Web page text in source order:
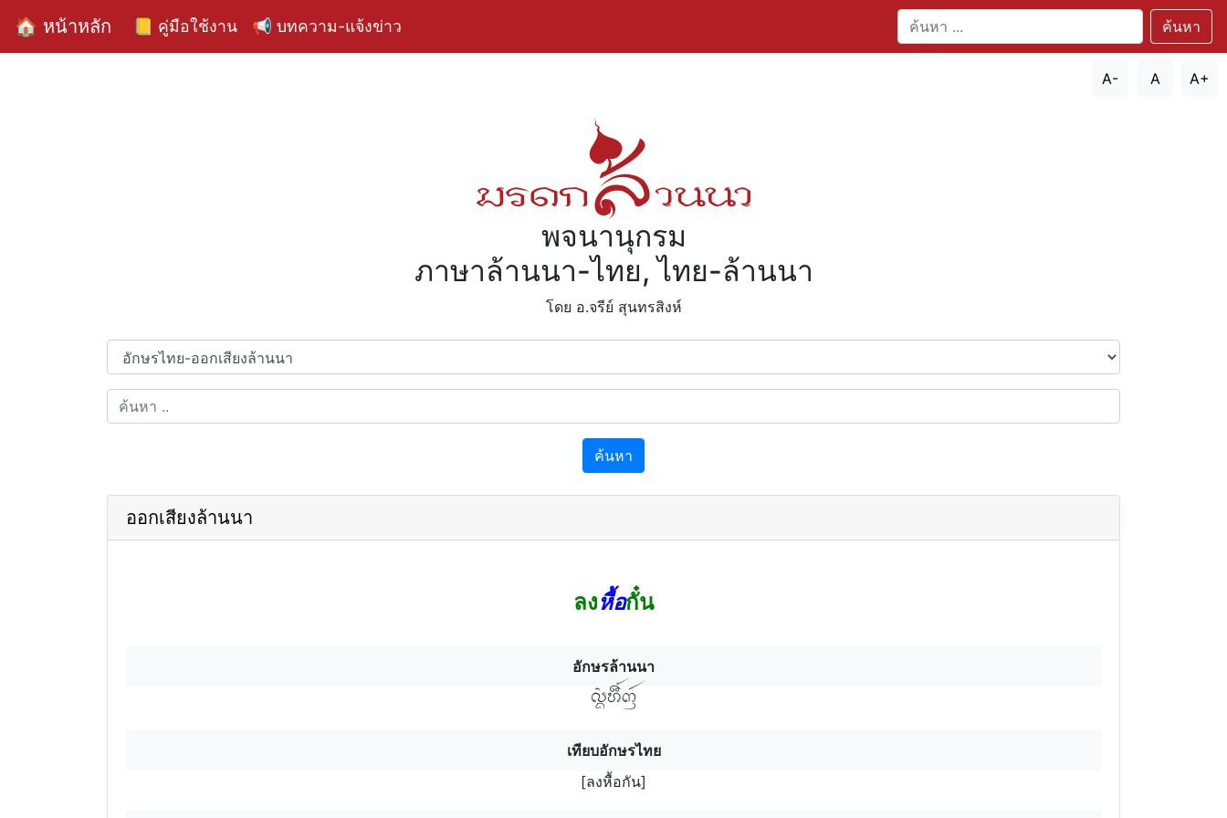
🏠 หน้าหลัก 📒 คู่มือใช้งาน 📢 บทความ-แจ้งข่าว ค้นหา
A- A A+
พจนานุกรม
ภาษาล้านนา-ไทย, ไทย-ล้านนา
โดย อ.จรีย์​ สุนทรสิงห์
ค้นหา
ออกเสียงล้านนา
ลงหื้อกั๋น
อักษรล้านนา
ล฿งฯหื้กันฯ
เทียบอักษรไทย
[ลงหื้อกัน]